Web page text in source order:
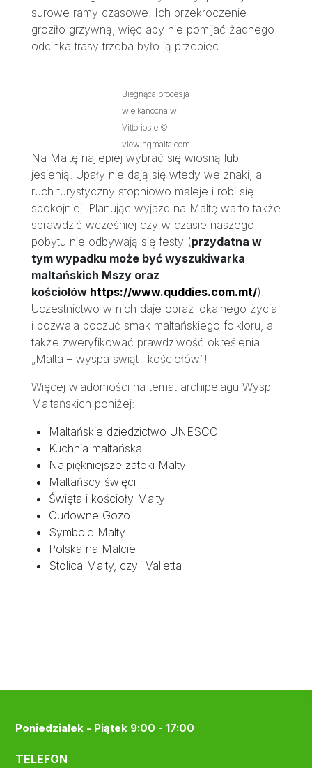
surowe ramy czasowe. Ich przekroczenie
groziło grzywną, więc aby nie pomijać żadnego
odcinka trasy trzeba było ją przebiec.
Biegnąca procesja
wielkanocna w
Vittoriosie ©
viewingmalta.com
Na Maltę najlepiej wybrać się wiosną lub
jesienią. Upały nie dają się wtedy we znaki, a
ruch turystyczny stopniowo maleje i robi się
spokojniej. Planując wyjazd na Maltę warto także
sprawdzić wcześniej czy w czasie naszego
pobytu nie odbywają się festy (przydatna w
tym wypadku może być wyszukiwarka
maltańskich Mszy oraz
kościołów https://www.quddies.com.mt/).
Uczestnictwo w nich daje obraz lokalnego życia
i pozwala poczuć smak maltańskiego folkloru, a
także zweryfikować prawdziwość określenia
„Malta – wyspa świąt i kościołów”!
Więcej wiadomości na temat archipelagu Wysp
Maltańskich poniżej:
Maltańskie dziedzictwo UNESCO
Kuchnia maltańska
Najpiękniejsze zatoki Malty
Maltańscy święci
Święta i kościoły Malty
Cudowne Gozo
Symbole Malty
Polska na Malcie
Stolica Malty, czyli Valletta
Poniedziałek - Piątek 9:00 - 17:00
TELEFON